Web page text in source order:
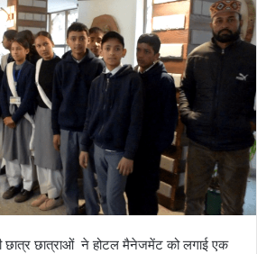
छात्र छात्राओं ने होटल मैनेजमेंट को लगाई एक